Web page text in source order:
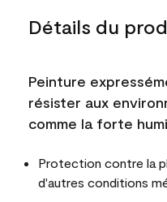
Détails du
Peinture
résister aux
comme la forte
Protection contre la
d'autres conditions